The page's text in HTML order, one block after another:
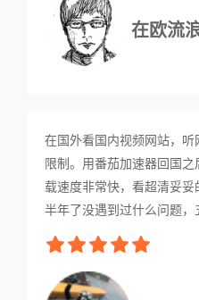
在欧流
在国外看国内视频网站，
限制。用番茄加速器回国
载速度非常快，看超清妥
半年了没遇到过什么问题，